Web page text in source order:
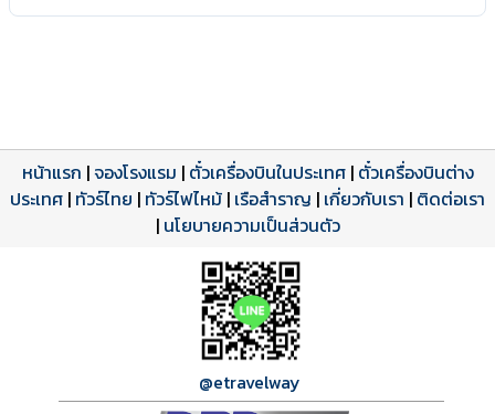
โปรแกรมทัวร์
ดาวน์โหลด PDF
รีวิวลูกค้าจริง
รีวิวจาก eTravelWay
เปิดหน้าเต็ม
ใบอนุญาตนำเที่ยว
เลขที่ 11/11450
เปิดหน้าเต็ม
หน้าแรก |จองโรงแรม | ตั๋วเครื่องบินในประเทศ| ตั๋วเครื่องบินต่าง
ประเทศ | ทัวร์ไทย | ทัวร์ไฟไหม้ | เรือสำราญ | เกี่ยวกับเรา | ติดต่อเรา
| นโยบายความเป็นส่วนตัว
@etravelway